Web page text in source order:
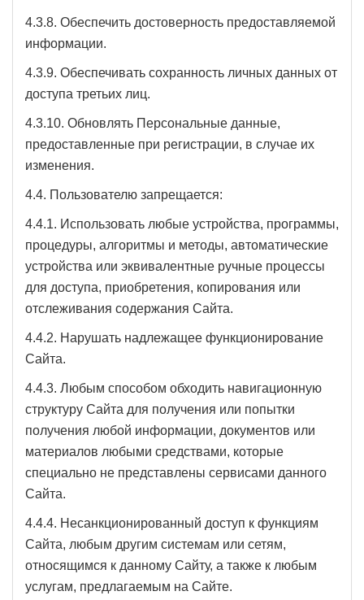
4.3.8. Обеспечить достоверность предоставляемой
информации.
4.3.9. Обеспечивать сохранность личных данных от
доступа третьих лиц.
4.3.10. Обновлять Персональные данные,
предоставленные при регистрации, в случае их
изменения.
4.4. Пользователю запрещается:
4.4.1. Использовать любые устройства, программы,
процедуры, алгоритмы и методы, автоматические
устройства или эквивалентные ручные процессы
для доступа, приобретения, копирования или
отслеживания содержания Сайта.
4.4.2. Нарушать надлежащее функционирование
Сайта.
4.4.3. Любым способом обходить навигационную
структуру Сайта для получения или попытки
получения любой информации, документов или
материалов любыми средствами, которые
специально не представлены сервисами данного
Сайта.
4.4.4. Несанкционированный доступ к функциям
Сайта, любым другим системам или сетям,
относящимся к данному Сайту, а также к любым
услугам, предлагаемым на Сайте.